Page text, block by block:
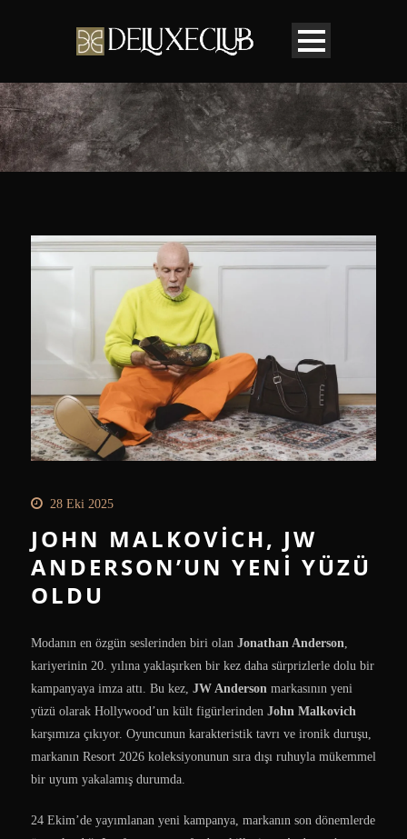
28 Eki 2025
JOHN MALKOVICH, JW
ANDERSON’UN YENI YÜZÜ
OLDU
Modanın en özgün seslerinden biri olan Jonathan Anderson
kariyerinin 20. yılına yaklaşırken bir kez daha sürprizlerle dolu bir
kampanyaya imza attı. Bu kez, JW Anderson markasının yeni
yüzü olarak Hollywood’un kült figürlerinden John Malkovich
karşımıza çıkıyor. Oyuncunun karakteristik tavrı ve ironik duruşu,
markanın Resort 2026 koleksiyonunun sıra dışı ruhuyla mükemmel
bir uyum yakalamış durumda.
24 Ekim’de yayımlanan yeni kampanya, markanın son dönemlerde